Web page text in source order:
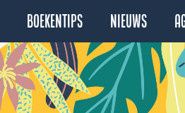
Boekentips Nieuws